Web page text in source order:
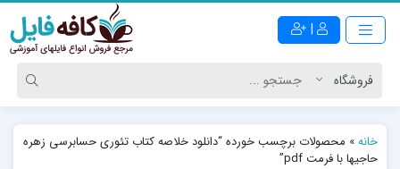
|
خانه» محصولات برچسب خورده “دانلود خلاصه کتاب تئوری حسابرسی زهره
حاجیها با فرمت pdf”